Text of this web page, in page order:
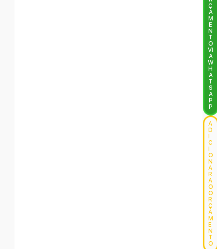
Ç
A
M
E
N
T
O
VI
A
W
H
A
T
S
A
P
P
A
D
C
O
N
A
R
A
O
O
R
Ç
A
M
E
N
T
O